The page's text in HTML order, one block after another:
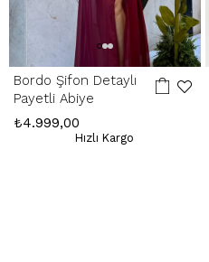
Bordo Şifon Detaylı
Payetli Abiye
₺4.999,00
Hızlı Kargo